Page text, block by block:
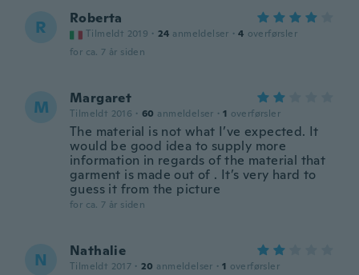
R Roberta
Tilmeldt 2019 · 24 anmeldelser · 4 overførsler
for ca. 7 år siden
M Margaret
Tilmeldt 2016 · 60 anmeldelser · 1 overførsler
The material is not what I’ve expected. It
would be good idea to supply more
information in regards of the material that
garment is made out of . It’s very hard to
guess it from the picture
for ca. 7 år siden
N Nathalie
Tilmeldt 2017 · 20 anmeldelser · 1 overførsler